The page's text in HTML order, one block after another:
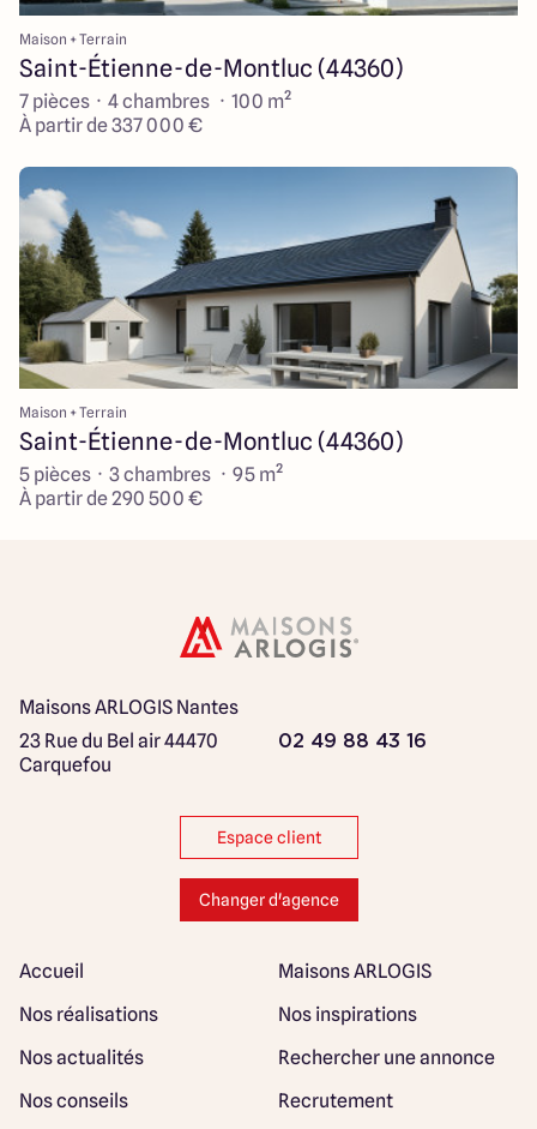
Maison + Terrain
Saint-Étienne-de-Montluc (44360)
7 pièces · 4 chambres · 100 m²
À partir de 337 000 €
Maison + Terrain
Saint-Étienne-de-Montluc (44360)
5 pièces · 3 chambres · 95 m²
À partir de 290 500 €
Maisons ARLOGIS Nantes
23 Rue du Bel air44470
Carquefou
02 49 88 43 16
Espace client
Changer d'agence
Accueil
Maisons ARLOGIS
Nos réalisations
Nos inspirations
Nos actualités
Rechercher une annonce
Nos conseils
Recrutement